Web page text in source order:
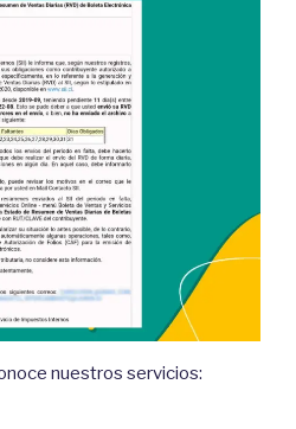
nuestros servicios: